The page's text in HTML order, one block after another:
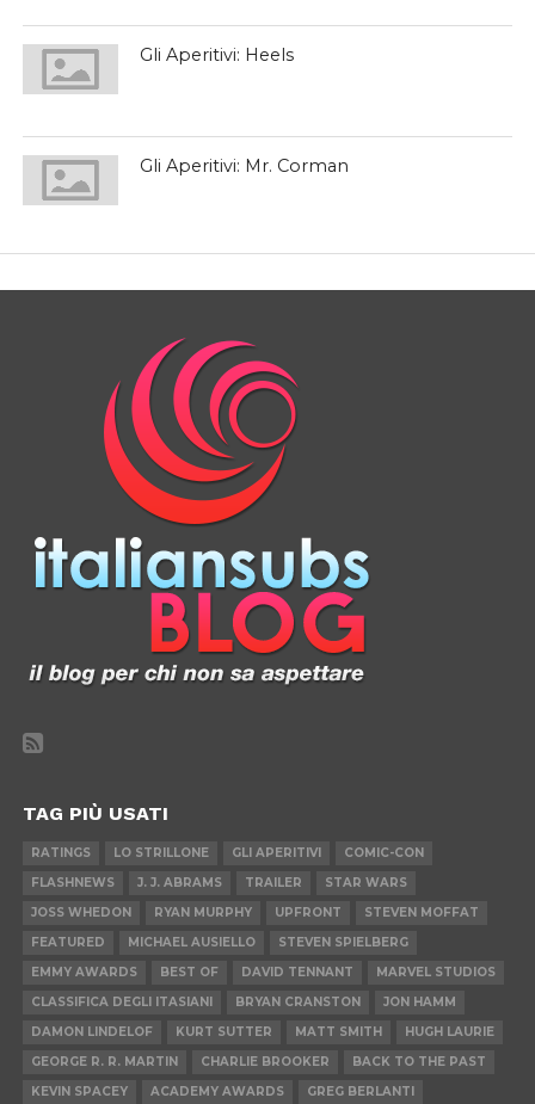
Gli Aperitivi: Heels
Gli Aperitivi: Mr. Corman
TAG PIÙ USATI
RATINGS LO STRILLONE GLI APERITIVI
COMIC-CON
FLASHNEWS
J. J. ABRAMS TRAILER
STAR WARS
JOSS WHEDON
RYAN MURPHY UPFRONT
STEVEN MOFFAT
FEATURED
MICHAEL AUSIELLO
STEVEN SPIELBERG
EMMY AWARDS
BEST OF DAVID TENNANT
MARVEL STUDIOS
CLASSIFICA DEGLI ITASIANI
BRYAN CRANSTON
JON HAMM
DAMON LINDELOF
KURT SUTTER MATT SMITH
HUGH LAURIE
GEORGE R. R. MARTIN
CHARLIE BROOKER
BACK TO THE PAST
KEVIN SPACEY
ACADEMY AWARDS GREG BERLANTI